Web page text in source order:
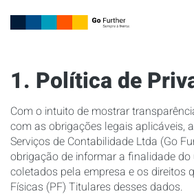
1. Política de
Com o intuito de mostrar
com as obrigações legais aplicáveis,
Serviços de Contabilidade Ltda (Go
obrigação de informar a finalidade
coletados pela empresa e os direitos
Físicas (PF) Titulares desses dados.